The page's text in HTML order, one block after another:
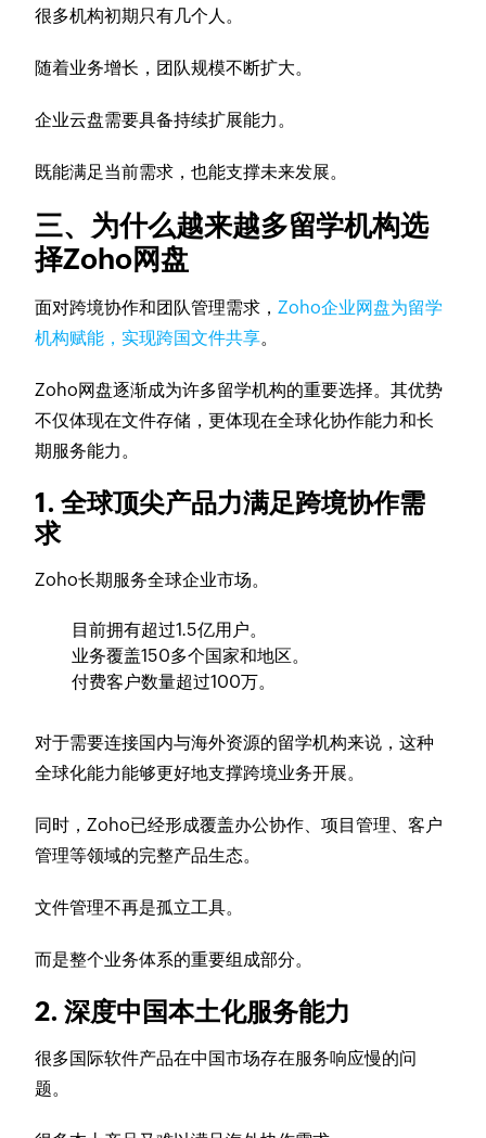
很多机构初期只有几个人。
随着业务增长，团队规模不断扩大。
企业云盘需要具备持续扩展能力。
既能满足当前需求，也能支撑未来发展。
三、为什么越来越多留学机构选
择Zoho网盘
面对跨境协作和团队管理需求，Zoho企业网盘为留学
机构赋能，实现跨国文件共享。
Zoho网盘逐渐成为许多留学机构的重要选择。其优势
不仅体现在文件存储，更体现在全球化协作能力和长
期服务能力。
1. 全球顶尖产品力满足跨境协作需
求
Zoho长期服务全球企业市场。
目前拥有超过1.5亿用户。
业务覆盖150多个国家和地区。
付费客户数量超过100万。
对于需要连接国内与海外资源的留学机构来说，这种
全球化能力能够更好地支撑跨境业务开展。
同时，Zoho已经形成覆盖办公协作、项目管理、客户
管理等领域的完整产品生态。
文件管理不再是孤立工具。
而是整个业务体系的重要组成部分。
2. 深度中国本土化服务能力
很多国际软件产品在中国市场存在服务响应慢的问
题。